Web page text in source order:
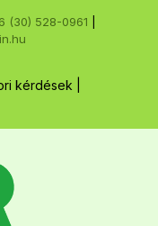
(30) 528-0961
kérdések